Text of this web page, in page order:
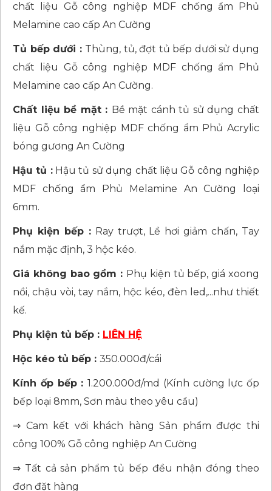
chất liệu Gỗ công nghiệp MDF chống ẩm Phủ
Melamine cao cấp An Cường
Tủ bếp dưới : Thùng, tủ, đợt tủ bếp dưới sử dụng
chất liệu Gỗ công nghiệp MDF chống ẩm Phủ
Melamine cao cấp An Cường.
Chất liệu bề mặt : Bề mặt cánh tủ sử dụng chất
liệu Gỗ công nghiệp MDF chống ẩm Phủ Acrylic
bóng gương An Cường
Hậu tủ :Hậu tủ sử dụng chất liệu Gỗ công nghiệp
MDF chống ẩm Phủ Melamine An Cường loại
6mm.
Phụ kiện bếp :Ray trượt, Lề hơi giảm chấn, Tay
nắm mặc định, 3 hộc kéo.
Giá không bao gồm : Phụ kiện tủ bếp, giá xoong
nồi, chậu vòi, tay nắm, hộc kéo, đèn led,...như thiết
kế.
Phụ kiện tủ bếp : LIÊN HỆ
Hộc kéo tủ bếp : 350.000đ/cái
Kính ốp bếp : 1.200.000đ/md (Kính cường lực ốp
bếp loại 8mm, Sơn màu theo yêu cầu)
⇒ Cam kết với khách hàng Sản phẩm được thi
công 100% Gỗ công nghiệp An Cường
⇒ Tất cả sản phẩm tủ bếp đều nhận đóng theo
đơn đặt hàng